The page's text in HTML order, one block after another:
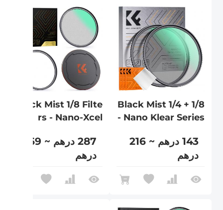
Black Mist 1/4 + 1/8
- Nano Klear Series
143 درهم ~ 216
درهم
Black Mist 1/8 Filte
rs - Nano-Xcel
287 درهم ~ 469
درهم